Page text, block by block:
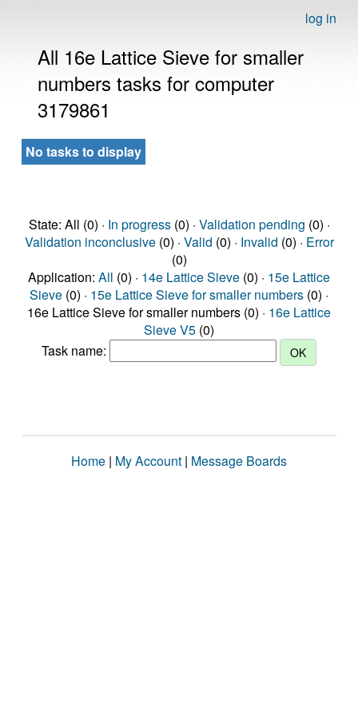
log in
All 16e Lattice Sieve for smaller
numbers tasks for computer
3179861
No tasks to display
State: All (0) · In progress(0) · Validation pending (0) ·
Validation inconclusive(0) · Valid (0) · Invalid (0) · Error
(0)
Application: All (0) · 14e Lattice Sieve (0) · 15e Lattice
Sieve (0) · 15e Lattice Sieve for smaller numbers (0) ·
16e Lattice Sieve for smaller numbers (0) · 16e Lattice
Sieve V5 (0)
Task name:
Home | My Account | Message Boards